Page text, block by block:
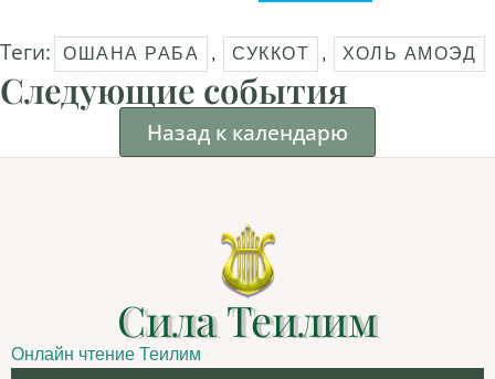
Теги: ОШАНА РАБА , СУККОТ , ХОЛЬ АМОЭД
Следующие события
Назад к календарю
Сила Теилим
Онлайн чтение Теилим